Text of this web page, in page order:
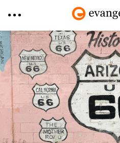
Direkt
zum
Inhalt